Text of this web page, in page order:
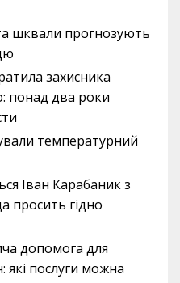
шквали прогнозують
захисника
понад два роки
температурний
Іван Карабаник з
просить гідно
допомога для
які послуги можна